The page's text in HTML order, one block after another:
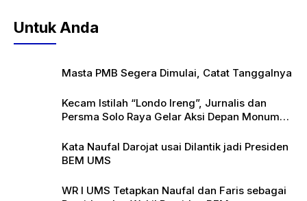
Untuk Anda
Masta PMB Segera Dimulai, Catat Tanggalnya
Kecam Istilah “Londo Ireng”, Jurnalis dan
Persma Solo Raya Gelar Aksi Depan Monumen
Kata Naufal Darojat usai Dilantik jadi Presiden
BEM UMS
WR I UMS Tetapkan Naufal dan Faris sebagai